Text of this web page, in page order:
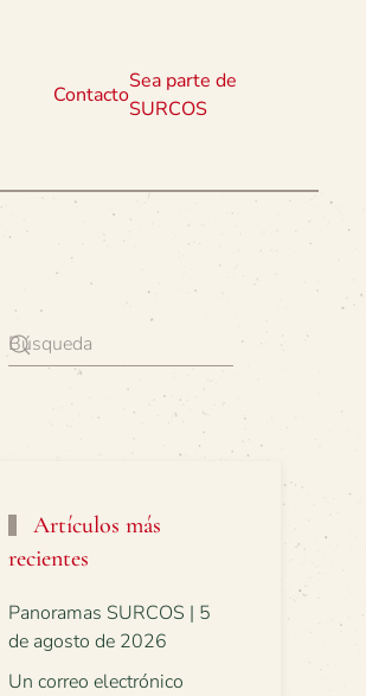
Contacto
Sea parte de
SURCOS
Artículos más
recientes
Panoramas SURCOS | 5
de agosto de 2026
Un correo electrónico